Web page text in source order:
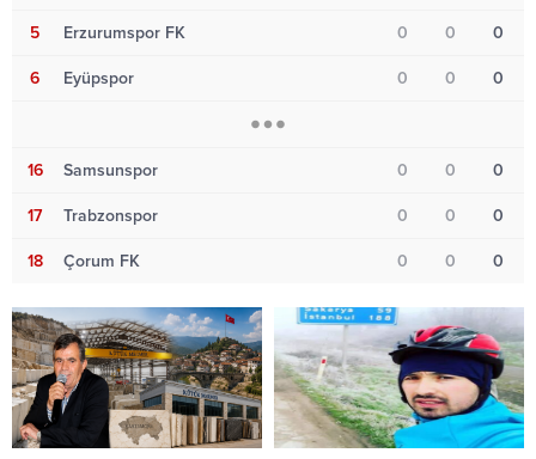
5 Erzurumspor FK 0 0 0
6 Eyüpspor 0 0 0
16 Samsunspor 0 0 0
17 Trabzonspor 0 0 0
18 Çorum FK 0 0 0